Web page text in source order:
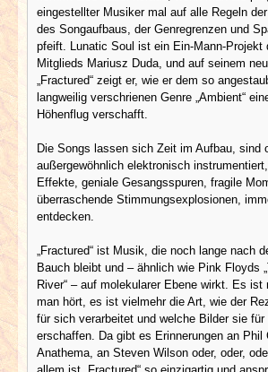
eingestellter Musiker mal auf alle Regeln
des Songaufbaus, der Genregrenzen und
pfeift. Lunatic Soul ist ein Ein-Mann-Projekt
Mitglieds Mariusz Duda, und auf seinem
„Fractured“ zeigt er, wie er dem so
langweilig verschrienen Genre „Ambient“
Höhenflug verschafft.
Die Songs lassen sich Zeit im Aufbau, sind
außergewöhnlich elektronisch
Effekte, geniale Gesangsspuren, fragile
überraschende Stimmungsexplosionen,
entdecken.
„Fractured“ ist Musik, die noch lange nach
Bauch bleibt und – ähnlich wie Pink Floyds
River“ – auf molekularer Ebene wirkt. Es ist
man hört, es ist vielmehr die Art, wie der
für sich verarbeitet und welche Bilder sie
erschaffen. Da gibt es Erinnerungen an Phil
Anathema, an Steven Wilson oder, oder,